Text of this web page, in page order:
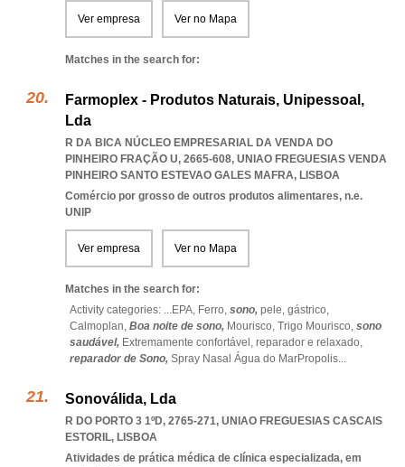
Ver empresa Ver no Mapa
Matches in the search for:
Farmoplex - Produtos Naturais, Unipessoal,
Lda
R DA BICA NÚCLEO EMPRESARIAL DA VENDA DO
PINHEIRO FRAÇÃO U, 2665-608, UNIAO FREGUESIAS VENDA
PINHEIRO SANTO ESTEVAO GALES MAFRA, LISBOA
Comércio por grosso de outros produtos alimentares, n.e.
UNIP
Ver empresa Ver no Mapa
Matches in the search for:
Activity categories: ...EPA, Ferro, sono, pele, gástrico,
Calmoplan, Boa noite de sono, Mourisco, Trigo Mourisco, sono
saudável, Extremamente confortável, reparador e relaxado,
reparador de Sono, Spray Nasal Água do MarPropolis...
Sonoválida, Lda
R DO PORTO 3 1ºD, 2765-271, UNIAO FREGUESIAS CASCAIS
ESTORIL, LISBOA
Atividades de prática médica de clínica especializada, em